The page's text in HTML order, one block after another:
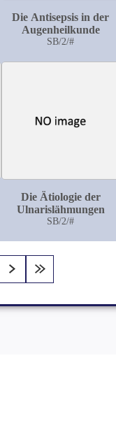
Die Antisepsis in der
Augenheilkunde
SB/2/#
Die Ätiologie der
Ulnarislähmungen
SB/2/#